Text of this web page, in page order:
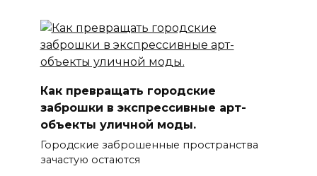
Как превращать городские
заброшки в экспрессивные арт-
объекты уличной моды.
Городские заброшенные пространства
зачастую остаются